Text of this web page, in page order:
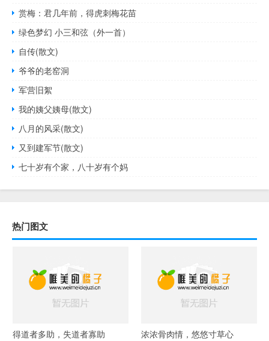
赏梅：君几年前，得虎刺梅花苗
绿色梦幻 小三和弦（外一首）
自传(散文)
爷爷的老窑洞
军营旧絮
我的姨父姨母(散文)
八月的风采(散文)
又到建军节(散文)
七十岁有个家，八十岁有个妈
热门图文
得道者多助，失道者寡助 浓浓骨肉情，悠悠寸草心